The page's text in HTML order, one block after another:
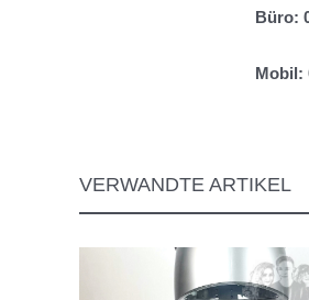
Büro:
Mobil:
VERWANDTE ARTIKEL